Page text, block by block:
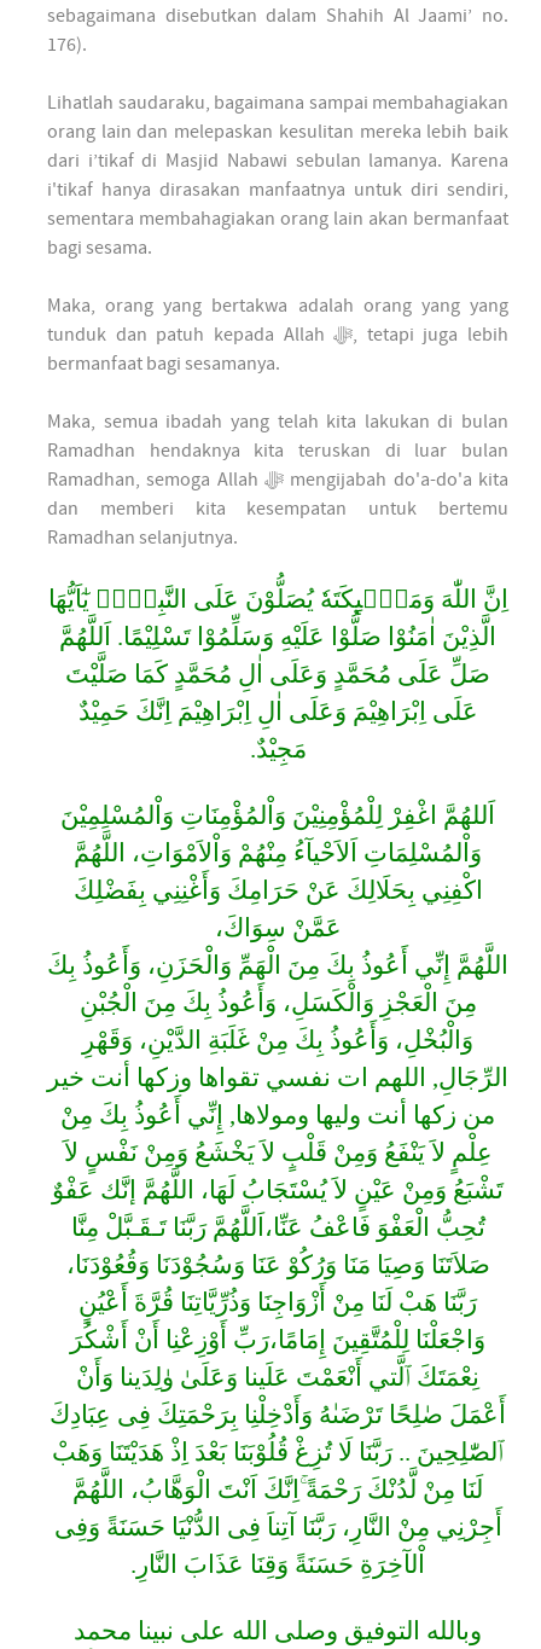
sebagaimana disebutkan dalam Shahih Al Jaami’ no.
176).
Lihatlah saudaraku, bagaimana sampai membahagiakan
orang lain dan melepaskan kesulitan mereka lebih baik
dari i’tikaf di Masjid Nabawi sebulan lamanya. Karena
i'tikaf hanya dirasakan manfaatnya untuk diri sendiri,
sementara membahagiakan orang lain akan bermanfaat
bagi sesama.
Maka, orang yang bertakwa adalah orang yang yang
tunduk dan patuh kepada Allah ﷻ, tetapi juga lebih
bermanfaat bagi sesamanya.
Maka, semua ibadah yang telah kita lakukan di bulan
Ramadhan hendaknya kita teruskan di luar bulan
Ramadhan, semoga Allah ﷻ mengijabah do'a-do'a kita
dan memberi kita kesempatan untuk bertemu
Ramadhan selanjutnya.
اِنَّ اللّٰهَ وَمَلٰۤىِٕكَتَهٗ يُصَلُّوْنَ عَلَى النَّبِيِّۗ يٰٓاَيُّهَا
الَّذِيْنَ اٰمَنُوْا صَلُّوْا عَلَيْهِ وَسَلِّمُوْا تَسْلِيْمًا. اَللَّهُمَّ
صَلِّ عَلَى مُحَمَّدٍ وَعَلَى اٰلِ مُحَمَّدٍ كَمَا صَلَّيْتَ
عَلَى اِبْرَاهِيْمَ وَعَلَى اٰلِ اِبْرَاهِيْمَ اِنَّكَ حَمِيْدٌ
مَجِيْدٌ.
اَللهُمَّ اغْفِرْ لِلْمُؤْمِنِيْنَ وَاْلمُؤْمِنَاتِ وَاْلمُسْلِمِيْنَ
وَاْلمُسْلِمَاتِ اَلاَحْيآءُ مِنْهُمْ وَاْلاَمْوَاتِ، اللَّهُمَّ
اكْفِنِي بِحَلَالِكَ عَنْ حَرَامِكَ وَأَغْنِنِي بِفَضْلِكَ
عَمَّنْ سِوَاكَ،
اللَّهُمَّ إِنِّي أَعُوذُ بِكَ مِنَ الْهَمِّ وَالْحَزَنِ، وَأَعُوذُ بِكَ
مِنَ الْعَجْزِ وَالْكَسَلِ، وَأَعُوذُ بِكَ مِنَ الْجُبْنِ
وَالْبُخْلِ، وَأَعُوذُ بِكَ مِنْ غَلَبَةِ الدَّيْنِ، وَقَهْرِ
الرِّجَالِ, اللهم ات نفسي تقواها وزكها أنت خير
من زكها أنت وليها ومولاها, إِنِّي أَعُوذُ بِكَ مِنْ
عِلْمٍ لاَ يَنْفَعُ وَمِنْ قَلْبٍ لاَ يَخْشَعُ وَمِنْ نَفْسٍ لاَ
تَشْبَعُ وَمِنْ عَيْنٍ لاَ يُسْتَجَابُ لَهَا، اللَّهُمَّ إنَّك عَفْوٌ
تُحِبُّ الْعَفْوَ فَاعْفُ عَنِّا،اَللَّهُمَّ رَبَّنَا تَـقَـبَّلْ مِنَّا
صَلاَتَنَا وَصِيَا مَنَا وَرُكُوْ عَنَا وَسُجُوْدَنَا وَقُعُوْدَنَا،
رَبَّنَا هَبْ لَنَا مِنْ أَزْوَاجِنَا وَذُرِّيَّاتِنَا قُرَّةَ أَعْيُنٍ
وَاجْعَلْنَا لِلْمُتَّقِينَ إِمَامًا،رَبِّ أَوْزِعْنِا أَنْ أَشْكُرَ
نِعْمَتَكَ ٱلَّتي أَنْعَمْتَ عَلَينا وَعَلَىٰ وٰلِدَينا وَأَنْ
أَعْمَلَ صٰلِحًا تَرْضَىٰهُ وَأَدْخِلْنِا بِرَحْمَتِكَ فِى عِبَادِكَ
ٱلصّٰلِحِينَ .. رَبَّنَا لَا تُزِغْ قُلُوْبَنَا بَعْدَ اِذْ هَدَيْتَنَا وَهَبْ
لَنَا مِنْ لَّدُنْكَ رَحْمَةً ۚاِنَّكَ اَنْتَ الْوَهَّابُ، اللَّهُمَّ
أَجِرْنِي مِنْ النَّارِ، رَبَّنَا آتِناَ فِى الدُّنْيَا حَسَنَةً وَفِى
اْلآخِرَةِ حَسَنَةً وَقِنَا عَذَابَ النَّارِ.
وبالله التوفيق وصلى الله على نبينا محمد